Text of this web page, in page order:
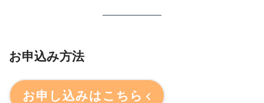
お申込み方法
お申し込みはこちら